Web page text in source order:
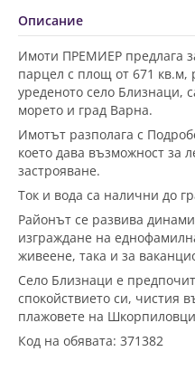
Описание
Имоти ПРЕМИЕР предлага
парцел с площ от 671 кв.м,
уреденото село Близнаци,
морето и град Варна.
Имотът разполага с
което дава възможност за
застрояване.
Ток и вода са налични до
Районът се развива
изграждане на
живеене, така и за
Село Близнаци е
спокойствието си, чистия
плажовете на
Код на обявата: 371382